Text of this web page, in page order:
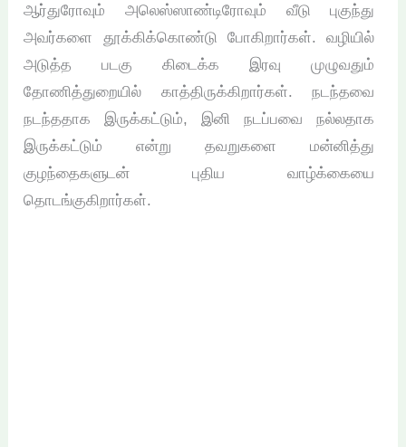
ஆர்துரோவும் அலெஸ்ஸாண்டிரோவும் வீடு புகுந்து
அவர்களை தூக்கிக்கொண்டு போகிறார்கள். வழியில்
அடுத்த படகு கிடைக்க இரவு முழுவதும்
தோணித்துறையில் காத்திருக்கிறார்கள். நடந்தவை
நடந்ததாக இருக்கட்டும், இனி நடப்பவை நல்லதாக
இருக்கட்டும் என்று தவறுகளை மன்னித்து
குழந்தைகளுடன் புதிய வாழ்க்கையை
தொடங்குகிறார்கள்.